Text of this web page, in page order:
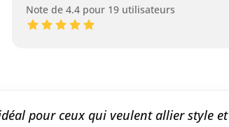
Note de 4.4 pour 19 utilisateurs
pour ceux qui veulent allier style et